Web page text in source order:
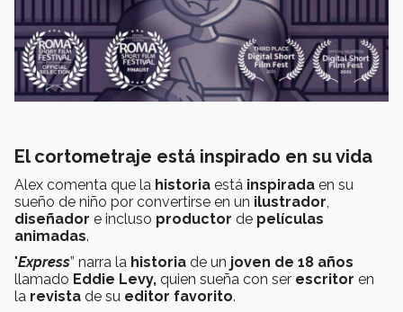
El cortometraje está inspirado en su vida
Alex comenta que la historia está inspirada en su
sueño de niño por convertirse en un ilustrador
diseñador e incluso productor de películas
animadas.
"Express” narra la historia de un joven de 18 años
llamado Eddie Levy, quien sueña con ser escritor en
la revista de su editor favorito.